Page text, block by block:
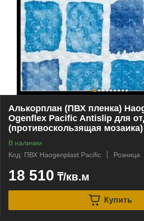
Алькорплан (ПВХ пленка)
Ogenflex Pacific Antislip для
(противоскользящая мозаика)
В наличии
Код: ПВХ Haogenplast Pacific
Розница
18 510 ₸/кв.м
Купить